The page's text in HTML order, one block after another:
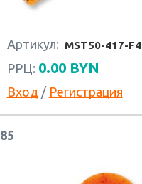
Артикул: MST50-417-F4
РРЦ: 0.00BYN
Вход / Регистрация
85